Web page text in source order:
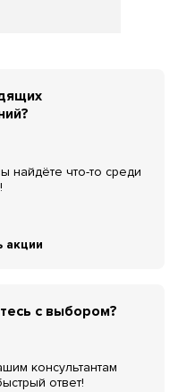
найдёте что-то среди
акции
с выбором?
консультантам
ответ!